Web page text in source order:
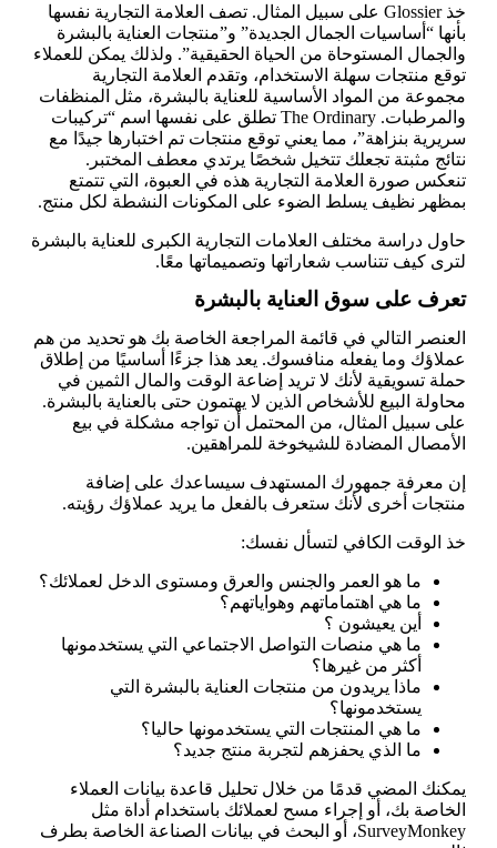
خذ Glossier على سبيل المثال. تصف العلامة التجارية نفسها
بأنها “أساسيات الجمال الجديدة” و”منتجات العناية بالبشرة
والجمال المستوحاة من الحياة الحقيقية”. ولذلك يمكن للعملاء
توقع منتجات سهلة الاستخدام، وتقدم العلامة التجارية
مجموعة من المواد الأساسية للعناية بالبشرة، مثل المنظفات
والمرطبات. The Ordinary تطلق على نفسها اسم “تركيبات
سريرية بنزاهة”، مما يعني توقع منتجات تم اختبارها جيدًا مع
نتائج مثبتة تجعلك تتخيل شخصًا يرتدي معطف المختبر.
تنعكس صورة العلامة التجارية هذه في العبوة، التي تتمتع
بمظهر نظيف يسلط الضوء على المكونات النشطة لكل منتج.
حاول دراسة مختلف العلامات التجارية الكبرى للعناية بالبشرة
لترى كيف تتناسب شعاراتها وتصميماتها معًا.
تعرف على سوق العناية بالبشرة
العنصر التالي في قائمة المراجعة الخاصة بك هو تحديد من هم
عملاؤك وما يفعله منافسوك. يعد هذا جزءًا أساسيًا من إطلاق
حملة تسويقية لأنك لا تريد إضاعة الوقت والمال الثمين في
محاولة البيع للأشخاص الذين لا يهتمون حتى بالعناية بالبشرة.
على سبيل المثال، من المحتمل أن تواجه مشكلة في بيع
الأمصال المضادة للشيخوخة للمراهقين.
إن معرفة جمهورك المستهدف سيساعدك على إضافة
منتجات أخرى لأنك ستعرف بالفعل ما يريد عملاؤك رؤيته.
خذ الوقت الكافي لتسأل نفسك:
ما هو العمر والجنس والعرق ومستوى الدخل لعملائك؟
ما هي اهتماماتهم وهواياتهم؟
أين يعيشون ؟
ما هي منصات التواصل الاجتماعي التي يستخدمونها
أكثر من غيرها؟
ماذا يريدون من منتجات العناية بالبشرة التي
يستخدمونها؟
ما هي المنتجات التي يستخدمونها حاليا؟
ما الذي يحفزهم لتجربة منتج جديد؟
يمكنك المضي قدمًا من خلال تحليل قاعدة بيانات العملاء
الخاصة بك، أو إجراء مسح لعملائك باستخدام أداة مثل
SurveyMonkey، أو البحث في بيانات الصناعة الخاصة بطرف